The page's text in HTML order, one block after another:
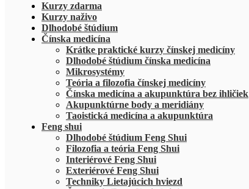
Kurzy zdarma
Kurzy naživo
Dlhodobé štúdium
Čínska medicína
Krátke praktické kurzy čínskej medicíny
Dlhodobé štúdium čínska medicína
Mikrosystémy
Teória a filozofia čínskej medicíny
Čínska medicína a akupunktúra bez ihličiek
Akupunktúrne body a meridiány
Taoistická medicína a akupunktúra
Feng shui
Dlhodobé štúdium Feng Shui
Filozofia a teória Feng Shui
Interiérové Feng Shui
Exteriérové Feng Shui
Techniky Lietajúcich hviezd